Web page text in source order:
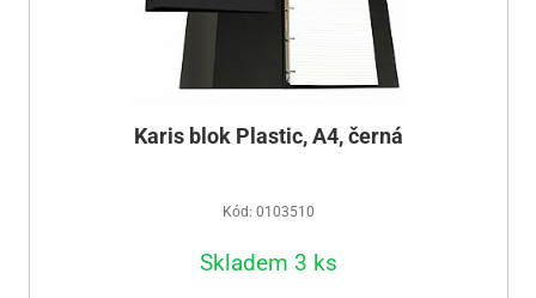
Karis blok Plastic, A4, černá
Kód: 0103510
Skladem 3 ks